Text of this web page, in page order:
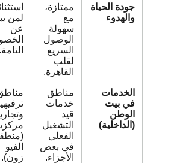
جودة الحياة
والهدوء
ممتازة،
سهولة
الوصول
السريع
لقلب
القاهرة.
استثنائية
لمن يبحث
الخصوصية
التامة.
الخدمات
في بيت
الوطن
(الداخلية)
مناطق
خدمات
التشغيل
الفعلي
في بعض
الأجزاء.
مناطق
ترفيهية
وتجارية
مركزية
(منطقة
الفيو
زون).